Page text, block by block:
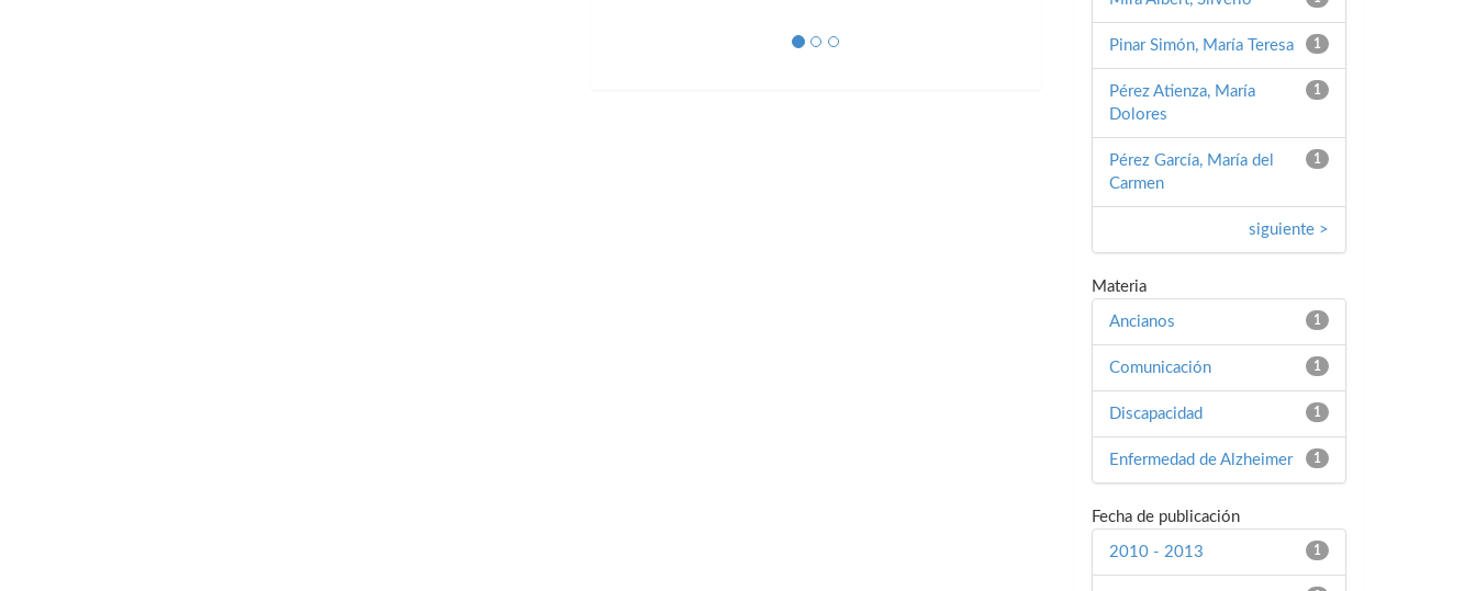
1
Pinar Simón, María Teresa
1
Pérez Atienza, María
Dolores
1
Pérez García, María del
Carmen
siguiente >
Materia
1
Ancianos
1
Comunicación
1
Discapacidad
1
Enfermedad de Alzheimer
Fecha de publicación
1
2010 - 2013